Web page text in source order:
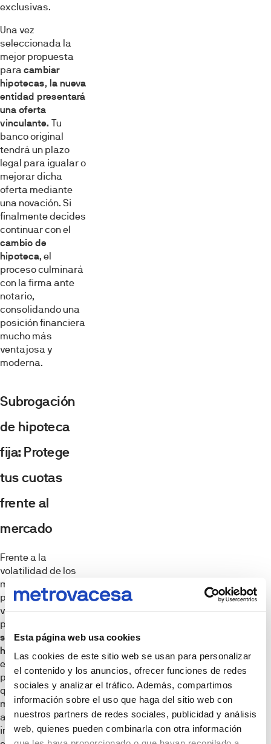
Esta página web usa cookies
Las cookies de este sitio web se usan para personalizar
el contenido y los anuncios, ofrecer funciones de redes
sociales y analizar el tráfico. Además, compartimos
información sobre el uso que haga del sitio web con
nuestros partners de redes sociales, publicidad y análisis
web, quienes pueden combinarla con otra información
exclusivas.
Una vez
seleccionada la
mejor propuesta
para cambiar
hipotecas, la nueva
entidad presentará
una oferta
vinculante. Tu
banco original
tendrá un plazo
legal para igualar o
mejorar dicha
oferta mediante
una novación. Si
finalmente decides
continuar con el
cambio de
hipoteca, el
proceso culminará
con la firma ante
notario,
consolidando una
posición financiera
mucho más
ventajosa y
moderna.
Subrogación
de hipoteca
fija: Protege
tus cuotas
frente al
mercado
Frente a la
volatilidad de los
mercados, la
previsibilidad es un
valor en alza. Optar
por una
subrogación de
hipoteca fija
es la
estrategia
predilecta de
quienes desean
mantener un control
absoluto sobre sus
inversiones. Al fijar